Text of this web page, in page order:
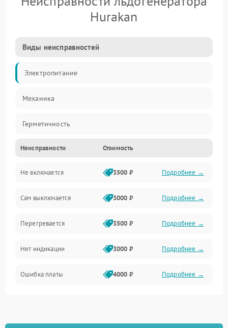
Hurakan
Виды неисправностей
Электропитание
Механика
Герметичность
Неисправности Стоимость
Не включается 3500 ₽ Подробнее →
Сам выключается 3000 ₽ Подробнее →
Перегревается 3500 ₽ Подробнее →
Нет индикации 3000 ₽ Подробнее →
Ошибка платы 4000 ₽ Подробнее →